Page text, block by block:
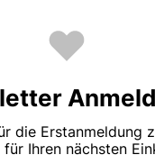
die Erstanmeldung
für Ihren nächsten